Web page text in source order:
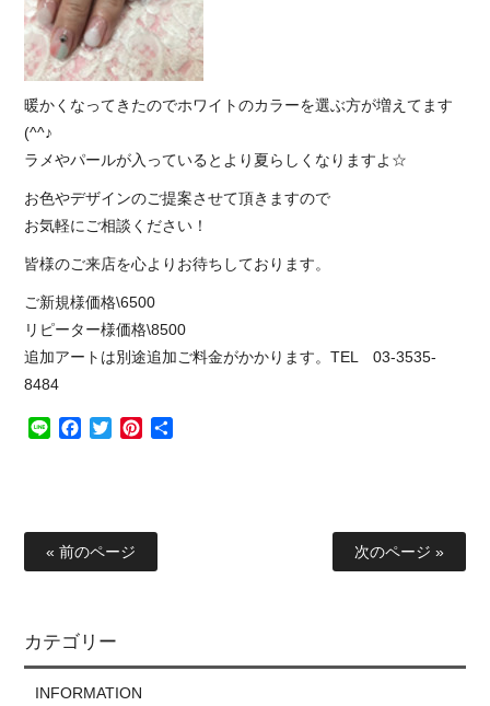
暖かくなってきたのでホワイトのカラーを選ぶ方が増えてます
(^^♪
ラメやパールが入っているとより夏らしくなりますよ☆
お色やデザインのご提案させて頂きますので
お気軽にご相談ください！
皆様のご来店を心よりお待ちしております。
ご新規様価格\6500
リピーター様価格\8500
追加アートは別途追加ご料金がかかります。TEL 03-3535-
8484
Line Facebook
TwitterPinterest
« 前のページ 次のページ »
カテゴリー
INFORMATION